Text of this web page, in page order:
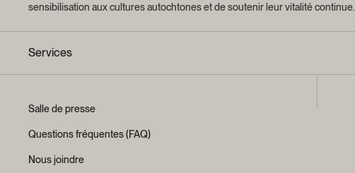
sensibilisation aux cultures autochtones et de soutenir leur vitalité continue.
Services
Salle de presse
Questions fréquentes (FAQ)
Nous joindre